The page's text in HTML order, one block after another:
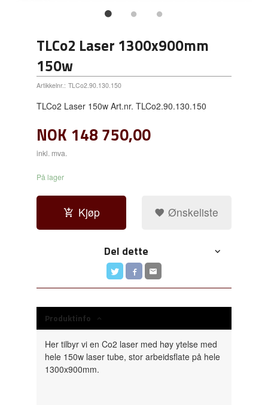
TLCo2 Laser 1300x900mm
150w
Artikkelnr.: TLCo2.90.130.150
TLCo2 Laser 150w Art.nr. TLCo2.90.130.150
NOK 148 750,00
inkl. mva.
På lager
Kjøp Ønskeliste
Del dette
Produktinfo
Her tilbyr vi en Co2 laser med høy ytelse med
hele 150w laser tube, stor arbeidsflate på hele
1300x900mm.